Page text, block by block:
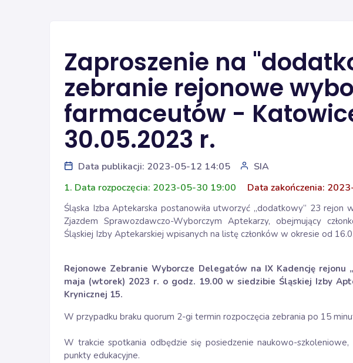
Zaproszenie na
zebranie rejonowe
farmaceutów -
30.05.2023 r.
Data publikacji: 2023-05-12 14:05 SIA
1. Data rozpoczęcia: 2023-05-30 19:00
Data zakończenia:
Śląska Izba Aptekarska postanowiła utworzyć „dodatkowy” 23 rejon
Zjazdem Sprawozdawczo-Wyborczym Aptekarzy, obejmujący
Śląskiej Izby Aptekarskiej wpisanych na listę członków w okresie od
Rejonowe Zebranie Wyborcze Delegatów na IX Kadencję rejonu
maja (wtorek) 2023 r. o godz. 19.00 w siedzibie Śląskiej Izby
Krynicznej 15.
W przypadku braku quorum 2-gi termin rozpoczęcia zebrania po 15
W trakcie spotkania odbędzie się posiedzenie naukowo-
punkty edukacyjne.